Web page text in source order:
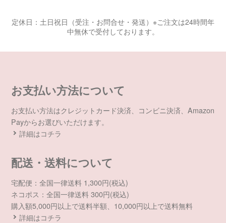
定休日：土日祝日（受注・お問合せ・発送）※ご注文は24時間年
中無休で受付しております。
お支払い方法について
お支払い方法はクレジットカード決済、コンビニ決済、Amazon
Payからお選びいただけます。
詳細はコチラ
配送・送料について
宅配便：全国一律送料 1,300円(税込)
ネコポス：全国一律送料 300円(税込)
購入額5,000円以上で送料半額、10,000円以上で送料無料
詳細はコチラ